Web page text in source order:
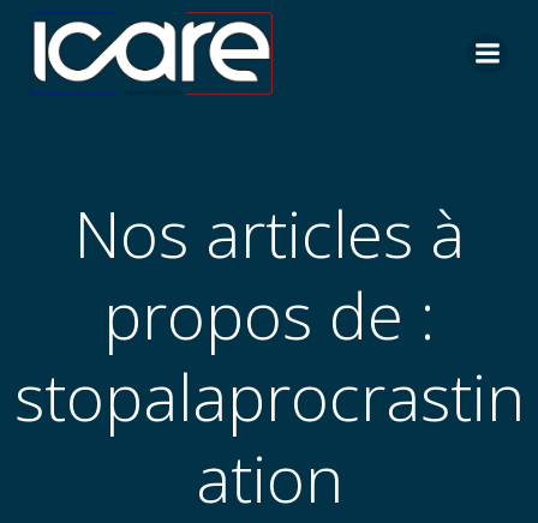
Aller
au
Nos articles à
propos de :
stopalaprocrastin
ation